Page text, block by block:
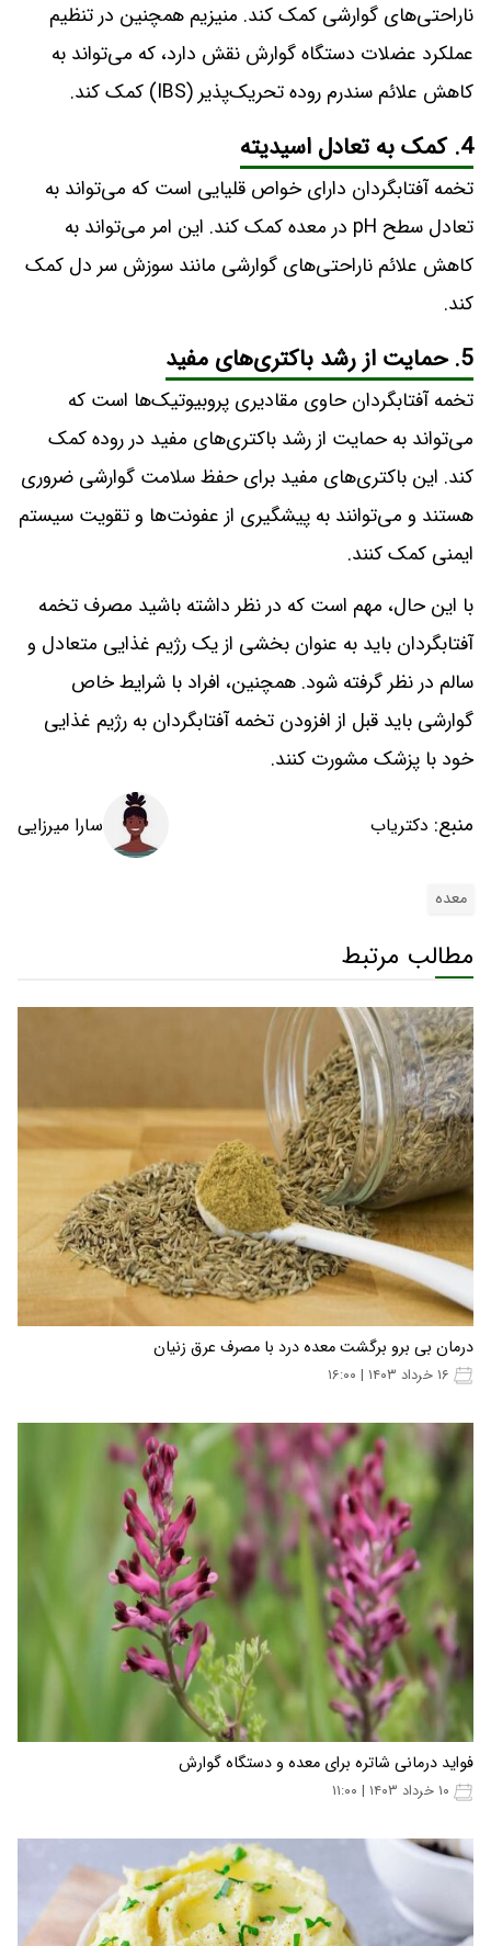
ناراحتی‌های گوارشی کمک کند. منیزیم همچنین در تنظیم
عملکرد عضلات دستگاه گوارش نقش دارد، که می‌تواند به
کاهش علائم سندرم روده تحریک‌پذیر (IBS) کمک کند.
4. کمک به تعادل اسیدیته
تخمه آفتابگردان دارای خواص قلیایی است که می‌تواند به
تعادل سطح pH در معده کمک کند. این امر می‌تواند به
کاهش علائم ناراحتی‌های گوارشی مانند سوزش سر دل کمک
کند.
5. حمایت از رشد باکتری‌های مفید
تخمه آفتابگردان حاوی مقادیری پروبیوتیک‌ها است که
می‌تواند به حمایت از رشد باکتری‌های مفید در روده کمک
کند. این باکتری‌های مفید برای حفظ سلامت گوارشی ضروری
هستند و می‌توانند به پیشگیری از عفونت‌ها و تقویت سیستم
ایمنی کمک کنند.
با این حال، مهم است که در نظر داشته باشید مصرف تخمه
آفتابگردان باید به عنوان بخشی از یک رژیم غذایی متعادل و
سالم در نظر گرفته شود. همچنین، افراد با شرایط خاص
گوارشی باید قبل از افزودن تخمه آفتابگردان به رژیم غذایی
خود با پزشک مشورت کنند.
منبع: دکتریاب سارا میرزایی
معده
مطالب مرتبط
درمان بی برو برگشت معده درد با مصرف عرق زنیان
فواید درمانی شاتره برای معده و دستگاه گوارش